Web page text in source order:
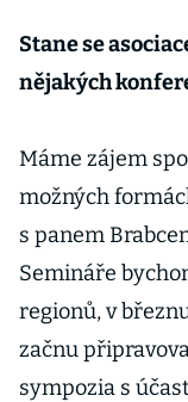
Stane se
nějakých
Máme zájem
možných
s panem
Semináře
regionů, v
začnu
sympozia s